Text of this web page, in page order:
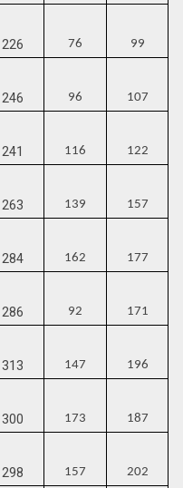
226 76 99
246 96 107
241 116 122
263 139 157
284 162 177
286 92 171
313 147 196
300 173 187
298 157 202